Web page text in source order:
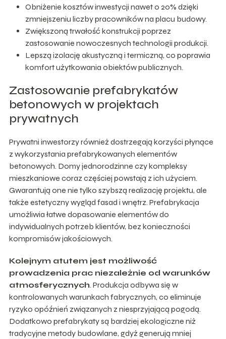
Obniżenie kosztów inwestycji nawet o 20% dzięki
zmniejszeniu liczby pracowników na placu budowy.
Zwiększoną trwałość konstrukcji poprzez
zastosowanie nowoczesnych technologii produkcji.
Lepszą izolację akustyczną i termiczną, co poprawia
komfort użytkowania obiektów publicznych.
Zastosowanie prefabrykatów
betonowych w projektach
prywatnych
Prywatni inwestorzy również dostrzegają korzyści płynące
z wykorzystania prefabrykowanych elementów
betonowych. Domy jednorodzinne czy kompleksy
mieszkaniowe coraz częściej powstają z ich użyciem.
Gwarantują one nie tylko szybszą realizację projektu, ale
także estetyczny wygląd fasad i wnętrz. Prefabrykacja
umożliwia łatwe dopasowanie elementów do
indywidualnych potrzeb klientów, bez konieczności
kompromisów jakościowych.
Kolejnym atutem jest możliwość
prowadzenia prac niezależnie od warunków
atmosferycznych. Produkcja odbywa się w
kontrolowanych warunkach fabrycznych, co eliminuje
ryzyko opóźnień związanych z niesprzyjającą pogodą.
Dodatkowo prefabrykaty są bardziej ekologiczne niż
tradycyjne metody budowlane, gdyż generują mniej